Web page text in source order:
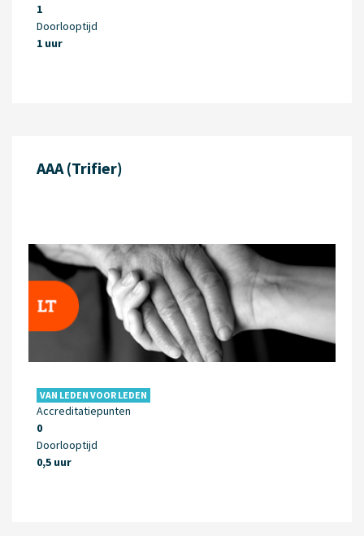
1
Doorlooptijd
1 uur
AAA (Trifier)
VAN LEDEN VOOR LEDEN
Accreditatiepunten
0
Doorlooptijd
0,5 uur